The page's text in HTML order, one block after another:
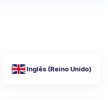
Inglês (Reino Unido)